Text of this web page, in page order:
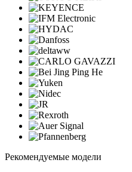
Рекомендуемые модели